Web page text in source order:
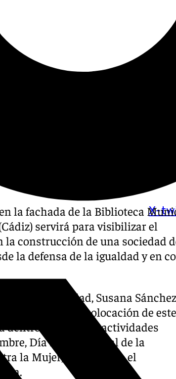
X-
la fachada de la Biblioteca
servirá para visibilizar el
la construcción de una sociedad
la defensa de la igualdad y en
y Diversidad, Susana
Banco para la colocación de
dentro del ciclo de actividades
Día Internacional de la
la Mujer, ha indicado el